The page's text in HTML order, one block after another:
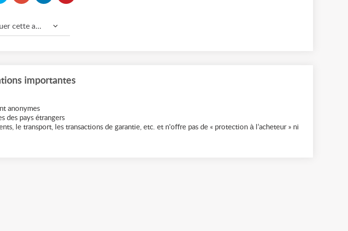
Marquer cette annonce comme...
importantes
anonymes
des pays étrangers
le transport, les transactions de garantie, etc. et n'offre pas de « protection à l’acheteur » ni